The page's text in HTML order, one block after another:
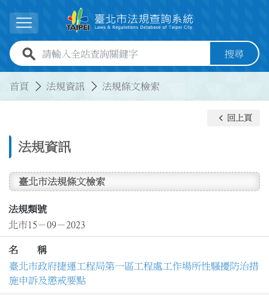
展開選單
全站查詢關鍵字欄位 搜尋
首頁 法規資訊 法規條文檢索
法規資訊
keyboard_arrow_left 回上頁
臺北市法規條文檢索
法規類號
北市15－09－2023
名 稱
臺北市政府捷運工程局第一區工程處工作場所性騷擾防治措
施申訴及懲戒要點